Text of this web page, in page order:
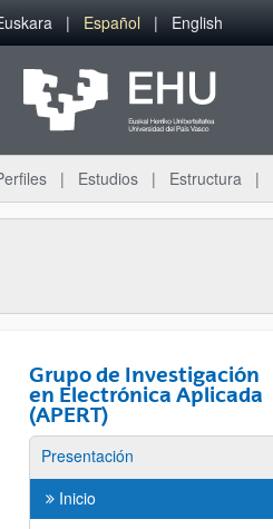
principal Español English
Estudios Estructura
Grupo de Investigación
en Electrónica Aplicada
(APERT)
Presentación
Inicio